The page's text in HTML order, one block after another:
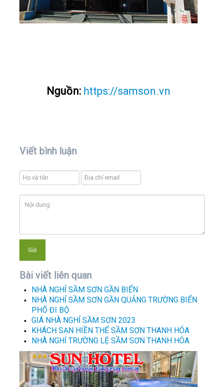
Nguồn: https://samson.vn
Viết bình luận
Bài viết liên quan
NHÀ NGHỈ SẦM SƠN GẦN BIỂN
NHÀ NGHỈ SẦM SƠN GẦN QUẢNG TRƯỜNG BIỂN
PHỐ ĐI BỘ
GIÁ NHÀ NGHỈ SẦM SƠN 2023
KHÁCH SẠN HIỀN THỂ SẦM SƠN THANH HÓA
NHÀ NGHỈ TRƯỜNG LỆ SẦM SƠN THANH HÓA